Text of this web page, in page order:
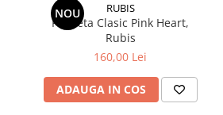
NOU RUBIS
Penseta Clasic Pink Heart,
Rubis
160,00 Lei
ADAUGA IN COS